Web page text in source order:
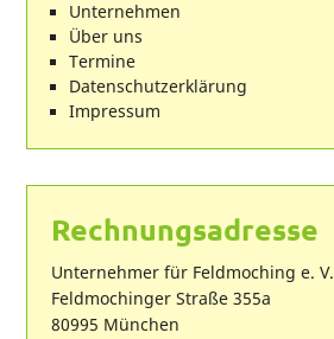
Unternehmen
Über uns
Termine
Datenschutzerklärung
Impressum
Rechnungsadresse
Unternehmer für Feldmoching e. V.
Feldmochinger Straße 355a
80995 München